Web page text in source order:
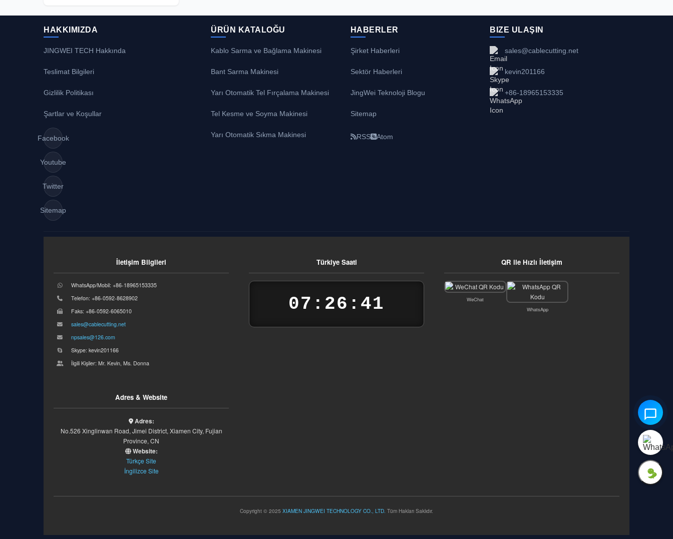
HAKKIMIZDA
JINGWEI TECH Hakkında
Teslimat Bilgileri
Gizlilik Politikası
Şartlar ve Koşullar
Facebook
Youtube
Twitter
Sitemap
ÜRÜN KATALOĞU
Kablo Sarma ve Bağlama Makinesi
Bant Sarma Makinesi
Yarı Otomatik Tel Fırçalama Makinesi
Tel Kesme ve Soyma Makinesi
Yarı Otomatik Sıkma Makinesi
HABERLER
Şirket Haberleri
Sektör Haberleri
JingWei Teknoloji Blogu
Sitemap
RSS Atom
BIZE ULAŞIN
sales@cablecutting.net
kevin201166
+86-18965153335
İletişim Bilgileri
WhatsApp/Mobil: +86-18965153335
Telefon: +86-0592-8628902
Faks: +86-0592-6065010
sales@cablecutting.net
npsales@126.com
Skype: kevin201166
İlgili Kişiler: Mr. Kevin, Ms. Donna
Türkiye Saati
07:26:42
QR ile Hızlı İletişim
WeChat
WhatsApp
Adres & Website
Adres:
No.526 Xinglinwan Road, Jimei District, Xiamen City, Fujian
Province, CN
Website:
Türkçe Site
İngilizce Site
Copyright © 2025 XIAMEN JINGWEI TECHNOLOGY CO., LTD. Tüm Hakları Saklıdır.